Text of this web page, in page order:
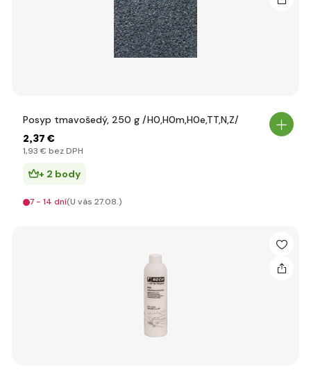
Posyp tmavošedý, 250 g /H0,H0m,H0e,TT,N,Z/
2,37 €
1,93 € bez DPH
+ 2 body
7 - 14 dní(U vás 27.08.)